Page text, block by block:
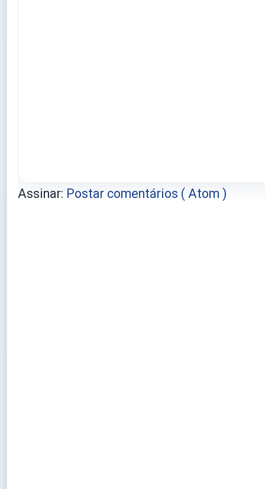
Assinar: Postar comentários ( Atom )